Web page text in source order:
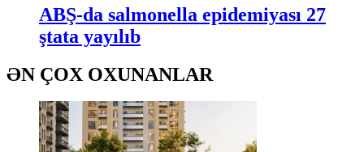
ABŞ-da salmonella epidemiyası 27
ştata yayılıb
ƏN ÇOX OXUNANLAR